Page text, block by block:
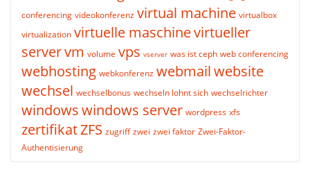
conferencing videokonferenz virtual machine virtualbox
virtualization virtuelle maschinevirtueller
servervm volume vps vserver was ist ceph web conferencing
webhosting webkonferenz webmailwebsite
wechsel wechselbonus wechseln lohnt sich wechselrichter
windowswindows server wordpress xfs
zertifikatZFS zugriff zwei zwei faktor Zwei-Faktor-
Authentisierung